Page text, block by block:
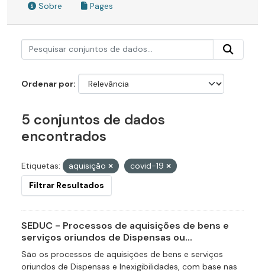
Sobre Pages
Ordenar por
5 conjuntos de dados
encontrados
Etiquetas: aquisição
covid-19
Filtrar Resultados
SEDUC - Processos de aquisições de bens e
serviços oriundos de Dispensas ou...
São os processos de aquisições de bens e serviços
oriundos de Dispensas e Inexigibilidades, com base nas